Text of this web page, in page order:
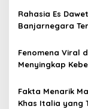
o
Rahasia Es
Banjarnegara
Fenomena Viral
Menyingkap
Sama dengan
Fakta Menarik
Khas Italia yang